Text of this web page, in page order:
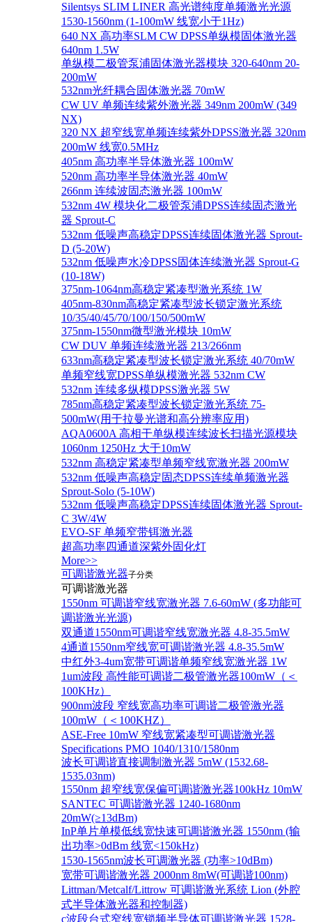
Silentsys SLIM LINER 高光谱纯度单频激光光源
1530-1560nm (1-100mW 线宽小于1Hz)
640 NX 高功率SLM CW DPSS单纵模固体激光器
640nm 1.5W
单纵模二极管泵浦固体激光器模块 320-640nm 20-
200mW
532nm光纤耦合固体激光器 70mW
CW UV 单频连续紫外激光器 349nm 200mW (349
NX)
320 NX 超窄线宽单频连续紫外DPSS激光器 320nm
200mW 线宽0.5MHz
405nm 高功率半导体激光器 100mW
520nm 高功率半导体激光器 40mW
266nm 连续波固态激光器 100mW
532nm 4W 模块化二极管泵浦DPSS连续固态激光
器 Sprout-C
532nm 低噪声高稳定DPSS连续固体激光器 Sprout-
D (5-20W)
532nm 低噪声水冷DPSS固体连续激光器 Sprout-G
(10-18W)
375nm-1064nm高稳定紧凑型激光系统 1W
405nm-830nm高稳定紧凑型波长锁定激光系统
10/35/40/45/70/100/150/500mW
375nm-1550nm微型激光模块 10mW
CW DUV 单频连续激光器 213/266nm
633nm高稳定紧凑型波长锁定激光系统 40/70mW
单频窄线宽DPSS单纵模激光器 532nm CW
532nm 连续多纵模DPSS激光器 5W
785nm高稳定紧凑型波长锁定激光系统 75-
500mW(用于拉曼光谱和高分辨率应用)
AQA0600A 高相干单纵模连续波长扫描光源模块
1060nm 1250Hz 大于10mW
532nm 高稳定紧凑型单频窄线宽激光器 200mW
532nm 低噪声高稳定固态DPSS连续单频激光器
Sprout‐Solo (5-10W)
532nm 低噪声高稳定DPSS连续固体激光器 Sprout-
C 3W/4W
EVO-SF 单频窄带铒激光器
超高功率四通道深紫外固化灯
More>>
可调谐激光器子分类
可调谐激光器
1550nm 可调谐窄线宽激光器 7.6-60mW (多功能可
调谐激光光源)
双通道1550nm可调谐窄线宽激光器 4.8-35.5mW
4通道1550nm窄线宽可调谐激光器 4.8-35.5mW
中红外3-4um宽带可调谐单频窄线宽激光器 1W
1um波段 高性能可调谐二极管激光器100mW（＜
100KHz）
900nm波段 窄线宽高功率可调谐二极管激光器
100mW（＜100KHZ）
ASE-Free 10mW 窄线宽紧凑型可调谐激光器
Specifications PMO 1040/1310/1580nm
波长可调谐直接调制激光器 5mW (1532.68-
1535.03nm)
1550nm 超窄线宽保偏可调谐激光器100kHz 10mW
SANTEC 可调谐激光器 1240-1680nm
20mW(≥13dBm)
InP单片单模低线宽快速可调谐激光器 1550nm (输
出功率>0dBm 线宽<150kHz)
1530-1565nm波长可调激光器 (功率>10dBm)
宽带可调谐激光器 2000nm 8mW(可调谐100nm)
Littman/Metcalf/Littrow 可调谐激光系统 Lion (外腔
式半导体激光器和控制器)
c波段台式窄线宽锁频半导体可调谐激光器 1528-